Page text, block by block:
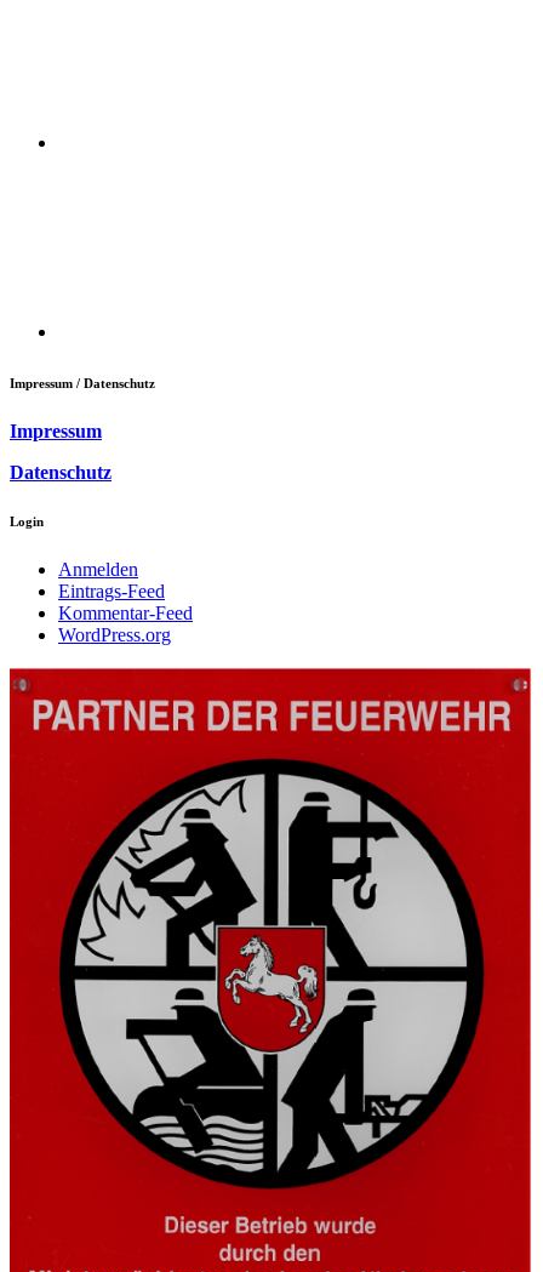
Impressum / Datenschutz
Impressum
Datenschutz
Login
Anmelden
Eintrags-Feed
Kommentar-Feed
WordPress.org